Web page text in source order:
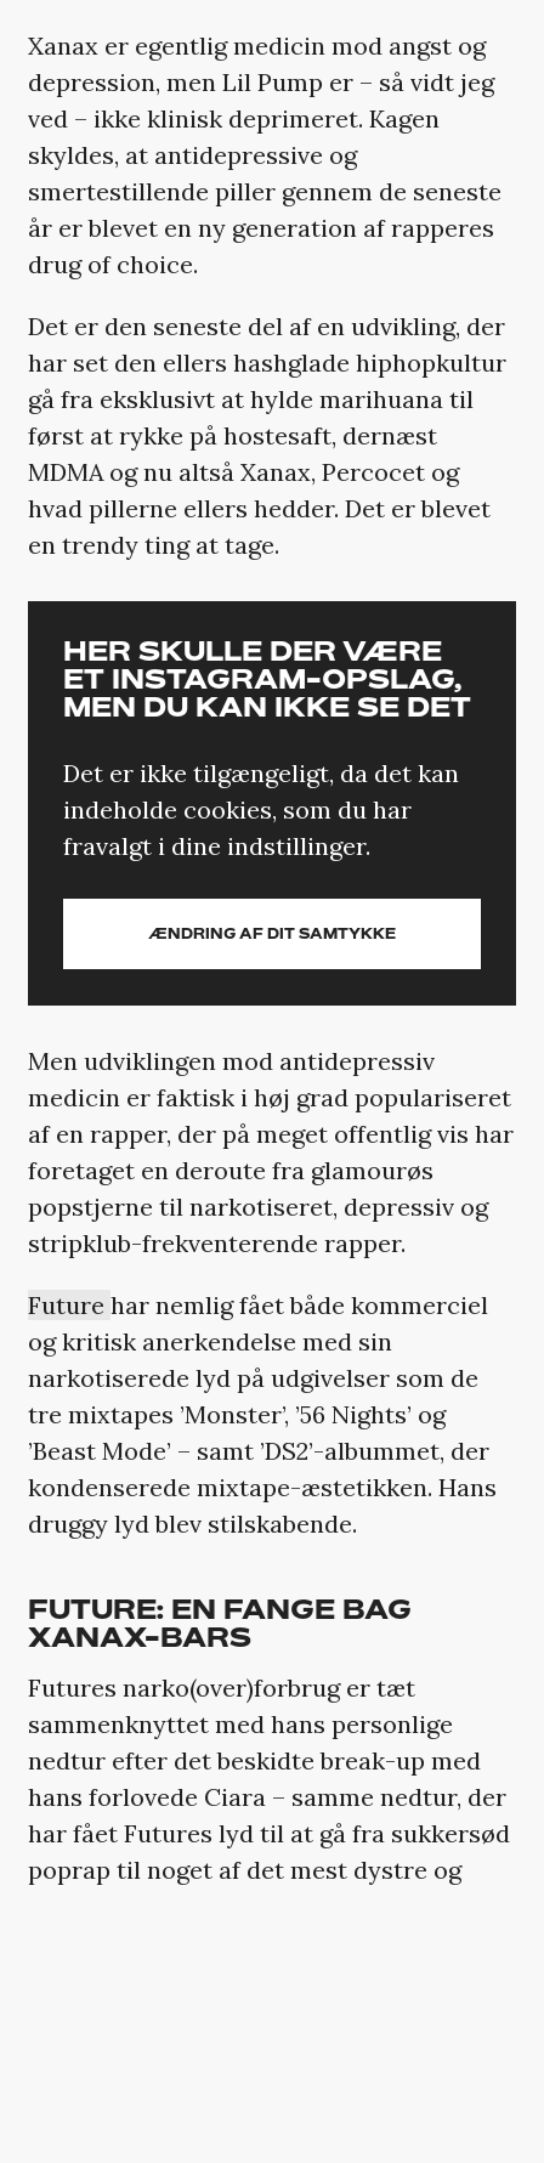
Xanax er egentlig medicin mod angst og
depression, men Lil Pump er – så vidt jeg
ved – ikke klinisk deprimeret. Kagen
skyldes, at antidepressive og
smertestillende piller gennem de seneste
år er blevet en ny generation af rapperes
drug of choice.
Det er den seneste del af en udvikling, der
har set den ellers hashglade hiphopkultur
gå fra eksklusivt at hylde marihuana til
først at rykke på hostesaft, dernæst
MDMA og nu altså Xanax, Percocet og
hvad pillerne ellers hedder. Det er blevet
en trendy ting at tage.
HER SKULLE DER VÆRE
ET INSTAGRAM-OPSLAG,
MEN DU KAN IKKE SE DET
Det er ikke tilgængeligt, da det kan
indeholde cookies, som du har
fravalgt i dine indstillinger.
ÆNDRING AF DIT SAMTYKKE
Men udviklingen mod antidepressiv
medicin er faktisk i høj grad populariseret
af en rapper, der på meget offentlig vis har
foretaget en deroute fra glamourøs
popstjerne til narkotiseret, depressiv og
stripklub-frekventerende rapper.
Future har nemlig fået både kommerciel
og kritisk anerkendelse med sin
narkotiserede lyd på udgivelser som de
tre mixtapes ’Monster’, ’56 Nights’ og
’Beast Mode’ – samt ’DS2’-albummet, der
kondenserede mixtape-æstetikken. Hans
druggy lyd blev stilskabende.
FUTURE: EN FANGE BAG
XANAX-BARS
Futures narko(over)forbrug er tæt
sammenknyttet med hans personlige
nedtur efter det beskidte break-up med
hans forlovede Ciara – samme nedtur, der
har fået Futures lyd til at gå fra sukkersød
poprap til noget af det mest dystre og